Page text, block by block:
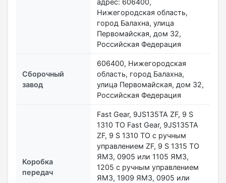
адрес: 606400,
Нижегородская область,
город Балахна, улица
Первомайская, дом 32,
Российская Федерация
Сборочный
завод
606400, Нижегородская
область, город Балахна,
улица Первомайская, дом 32,
Российская Федерация
Коробка
передач
Fast Gear, 9JS135ТА ZF, 9 S
1310 ТО Fast Gear, 9JS135ТА
ZF, 9 S 1310 ТО с ручным
управлением ZF, 9 S 1315 ТО
ЯМЗ, 0905 или 1105 ЯМЗ,
1205 с ручным управлением
ЯМЗ, 1909 ЯМЗ, 0905 или